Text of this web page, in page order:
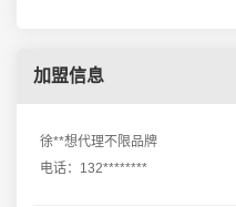
加盟信息
徐**想代理不限品牌
电话：132********